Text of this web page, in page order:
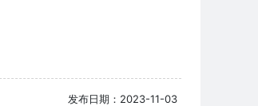
发布日期：2023-11-03